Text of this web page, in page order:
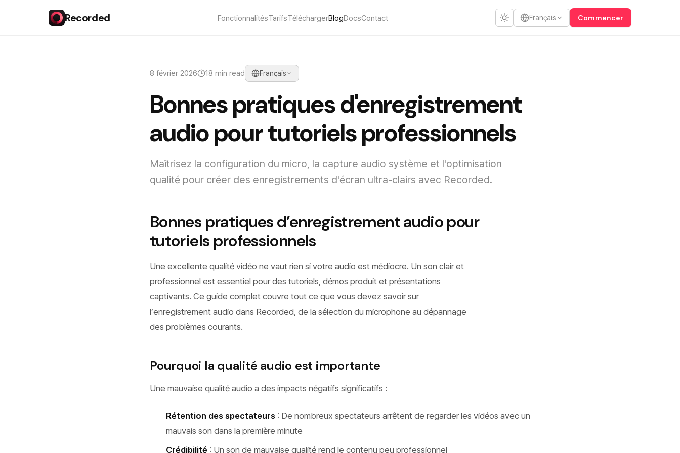
Recorded FonctionnalitésTarifsTéléchargerBlogDocsContact Français Commencer
8 février 2026 18 min read Français
Bonnes pratiques d'enregistrement
audio pour tutoriels professionnels
Maîtrisez la configuration du micro, la capture audio système et l'optimisation
qualité pour créer des enregistrements d'écran ultra-clairs avec Recorded.
Bonnes pratiques d’enregistrement audio pour
tutoriels professionnels
Une excellente qualité vidéo ne vaut rien si votre audio est médiocre. Un son clair et
professionnel est essentiel pour des tutoriels, démos produit et présentations
captivants. Ce guide complet couvre tout ce que vous devez savoir sur
l’enregistrement audio dans Recorded, de la sélection du microphone au dépannage
des problèmes courants.
Pourquoi la qualité audio est importante
Une mauvaise qualité audio a des impacts négatifs significatifs :
Rétention des spectateurs : De nombreux spectateurs arrêtent de regarder les vidéos avec un
mauvais son dans la première minute
Crédibilité : Un son de mauvaise qualité rend le contenu peu professionnel